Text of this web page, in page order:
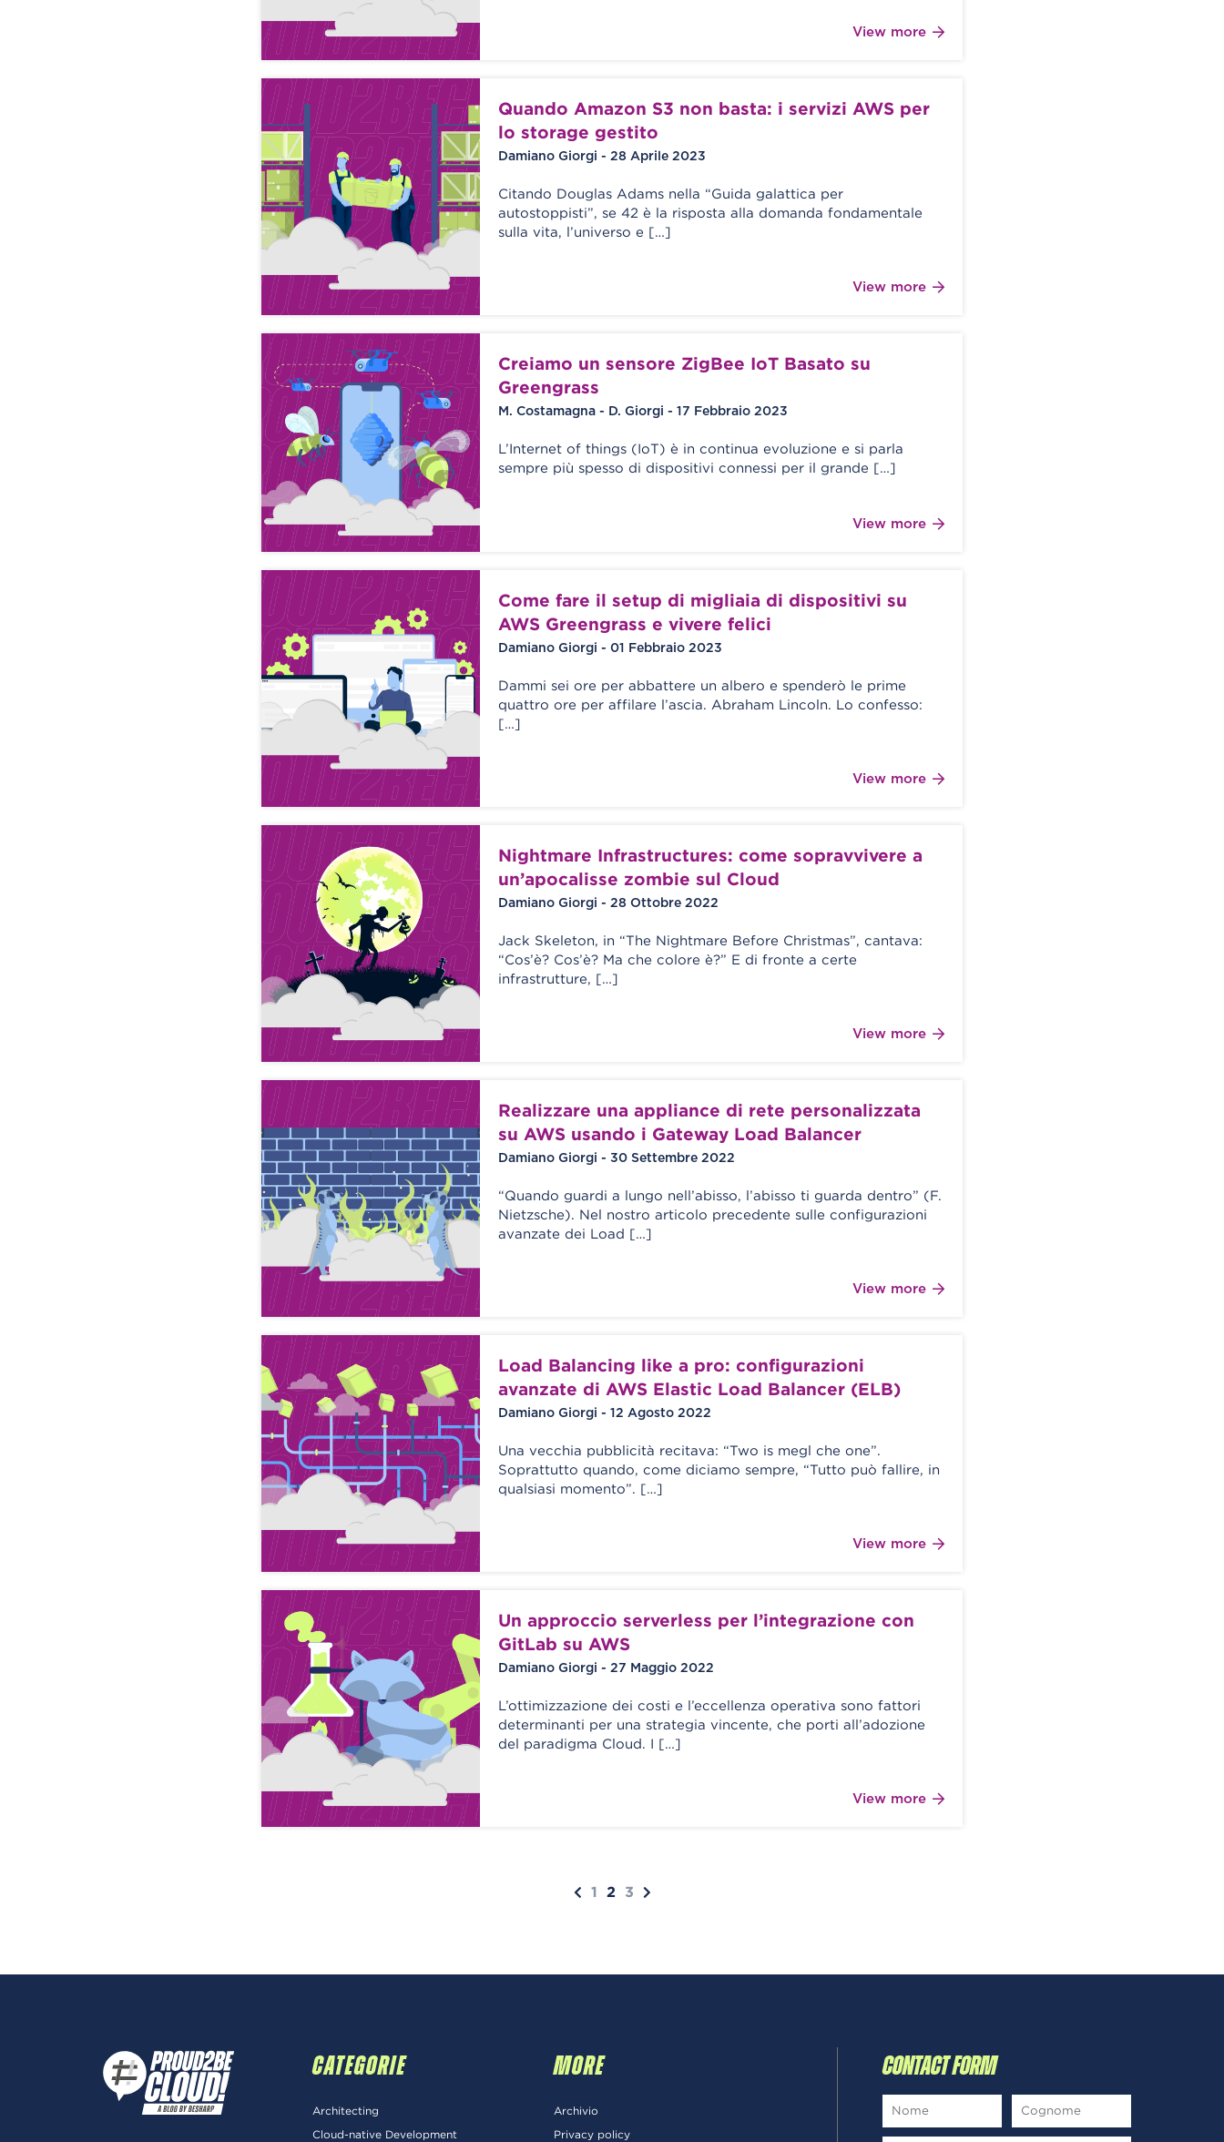
View more
Quando Amazon S3 non basta: i servizi AWS per
lo storage gestito
Damiano Giorgi - 28 Aprile 2023
Citando Douglas Adams nella “Guida galattica per
autostoppisti”, se 42 è la risposta alla domanda fondamentale
sulla vita, l’universo e […]
View more
Creiamo un sensore ZigBee IoT Basato su
Greengrass
M. Costamagna - D. Giorgi - 17 Febbraio 2023
L’Internet of things (IoT) è in continua evoluzione e si parla
sempre più spesso di dispositivi connessi per il grande […]
View more
Come fare il setup di migliaia di dispositivi su
AWS Greengrass e vivere felici
Damiano Giorgi - 01 Febbraio 2023
Dammi sei ore per abbattere un albero e spenderò le prime
quattro ore per affilare l’ascia. Abraham Lincoln. Lo confesso:
[…]
View more
Nightmare Infrastructures: come sopravvivere a
un’apocalisse zombie sul Cloud
Damiano Giorgi - 28 Ottobre 2022
Jack Skeleton, in “The Nightmare Before Christmas”, cantava:
“Cos’è? Cos’è? Ma che colore è?” E di fronte a certe
infrastrutture, […]
View more
Realizzare una appliance di rete personalizzata
su AWS usando i Gateway Load Balancer
Damiano Giorgi - 30 Settembre 2022
“Quando guardi a lungo nell’abisso, l’abisso ti guarda dentro” (F.
Nietzsche). Nel nostro articolo precedente sulle configurazioni
avanzate dei Load […]
View more
Load Balancing like a pro: configurazioni
avanzate di AWS Elastic Load Balancer (ELB)
Damiano Giorgi - 12 Agosto 2022
Una vecchia pubblicità recitava: “Two is megl che one”.
Soprattutto quando, come diciamo sempre, “Tutto può fallire, in
qualsiasi momento”. […]
View more
Un approccio serverless per l’integrazione con
GitLab su AWS
Damiano Giorgi - 27 Maggio 2022
L’ottimizzazione dei costi e l’eccellenza operativa sono fattori
determinanti per una strategia vincente, che porti all’adozione
del paradigma Cloud. I […]
View more
1 2 3
CATEGORIE
Architecting
Cloud-native Development
MORE
Archivio
Privacy policy
CONTACT FORM